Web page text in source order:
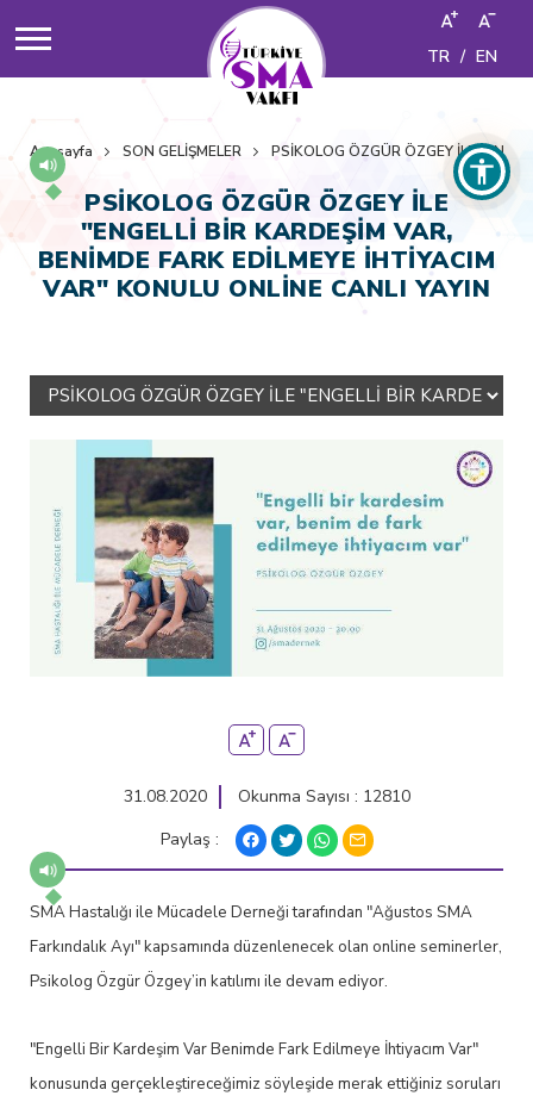
TR / EN
Anasayfa SON GELİŞMELER PSİKOLOG ÖZGÜR ÖZGEY İLE
PSİKOLOG ÖZGÜR ÖZGEY İLE
"ENGELLİ BİR KARDEŞİM VAR,
BENİMDE FARK EDİLMEYE İHTİYACIM
VAR" KONULU ONLİNE CANLI YAYIN
31.08.2020
Okunma Sayısı : 12810
Paylaş :
SMA Hastalığı ile Mücadele Derneği tarafından "Ağustos SMA
Farkındalık Ayı" kapsamında düzenlenecek olan online seminerler,
Psikolog Özgür Özgey’in katılımı ile devam ediyor.
"Engelli Bir Kardeşim Var Benimde Fark Edilmeye İhtiyacım Var"
konusunda gerçekleştireceğimiz söyleşide merak ettiğiniz soruları